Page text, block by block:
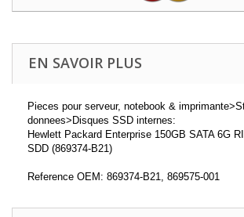
EN SAVOIR PLUS
Pieces pour serveur, notebook &
donnees>Disques SSD internes:
Hewlett Packard Enterprise 150GB SATA 6G
SDD (869374-B21)
Reference OEM: 869374-B21, 869575-001